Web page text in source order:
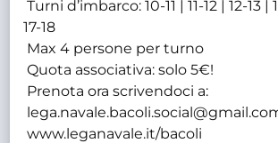
Turni d’imbarco: 10-11 | 11-12 | 12-13 |
17-18
Max 4 persone per turno
Quota associativa: solo 5€!
Prenota ora scrivendoci a:
www.leganavale.it/bacoli